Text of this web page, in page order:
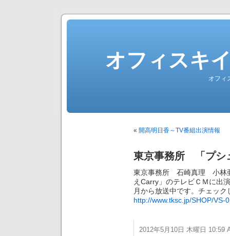
オフィスキ
オフィ
« 開高明日香～TV番組出演情報
東京事務所 「プシ
東京事務所 石崎真理 小林
えCarry」のテレビＣＭに出
月から放送中です。チェック
http://www.tksc.jp/SHOP/VS-
2012年5月10日 木曜日 10:59